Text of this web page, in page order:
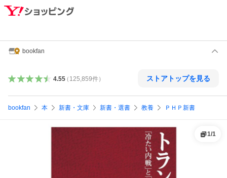
bookfan
4.55（ 125,859件） ストアトップを見る
bookfan 本 新書・文庫 新書・選書 教養 ＰＨＰ新書
1/1